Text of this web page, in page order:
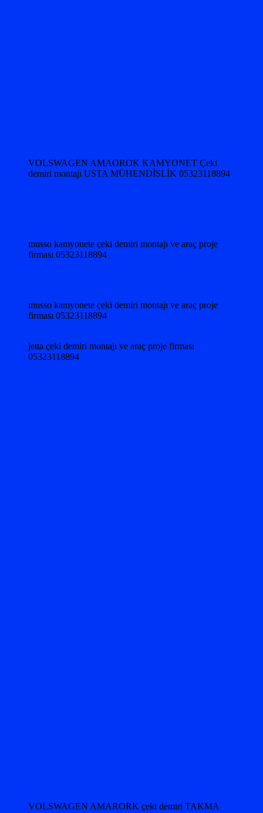
VOLSWAGEN AMAOROK KAMYONET Çeki
demiri montajı USTA MÜHENDİSLİK 05323118894
musso kamyonete çeki demiri montajı ve araç proje
firması 05323118894
musso kamyonete çeki demiri montajı ve araç proje
firması 05323118894
jetta çeki demiri montajı ve araç proje firması
05323118894
VOLSWAGEN AMARORK çeki demiri TAKMA